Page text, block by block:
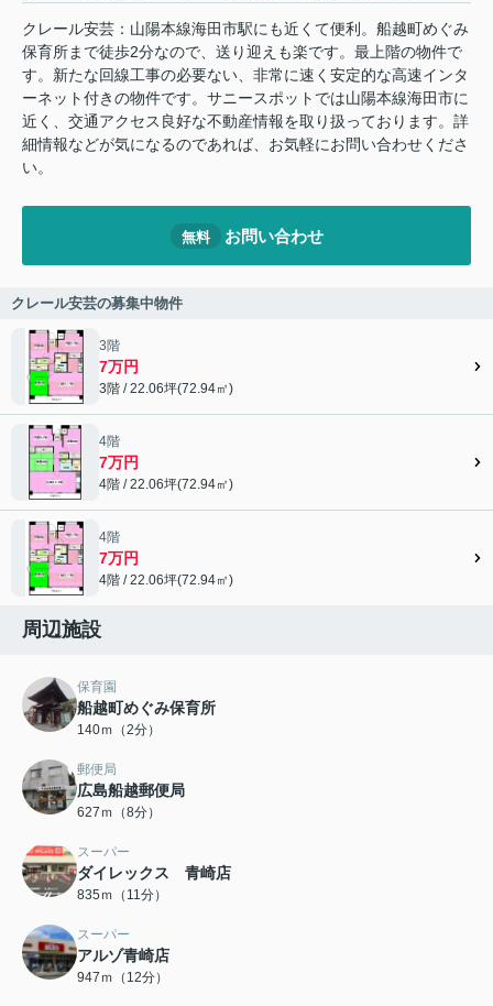
クレール安芸：山陽本線海田市駅にも近くて便利。船越町めぐみ
保育所まで徒歩2分なので、送り迎えも楽です。最上階の物件で
す。新たな回線工事の必要ない、非常に速く安定的な高速インタ
ーネット付きの物件です。サニースポットでは山陽本線海田市に
近く、交通アクセス良好な不動産情報を取り扱っております。詳
細情報などが気になるのであれば、お気軽にお問い合わせくださ
い。
無料 お問い合わせ
クレール安芸の募集中物件
3階
7万円
3階 / 22.06坪(72.94㎡)
4階
7万円
4階 / 22.06坪(72.94㎡)
4階
7万円
4階 / 22.06坪(72.94㎡)
周辺施設
保育園
船越町めぐみ保育所
140ｍ（2分）
郵便局
広島船越郵便局
627ｍ（8分）
スーパー
ダイレックス 青崎店
835ｍ（11分）
スーパー
アルゾ青崎店
947ｍ（12分）